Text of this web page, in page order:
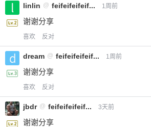
linlin @ feifeifeifeif... 1周前
谢谢分享
喜欢 反对
dream @ feifeifeifeif... 1周前
谢谢分享
喜欢 反对
jbdr @ feifeifeifeif... 3天前
谢谢分享